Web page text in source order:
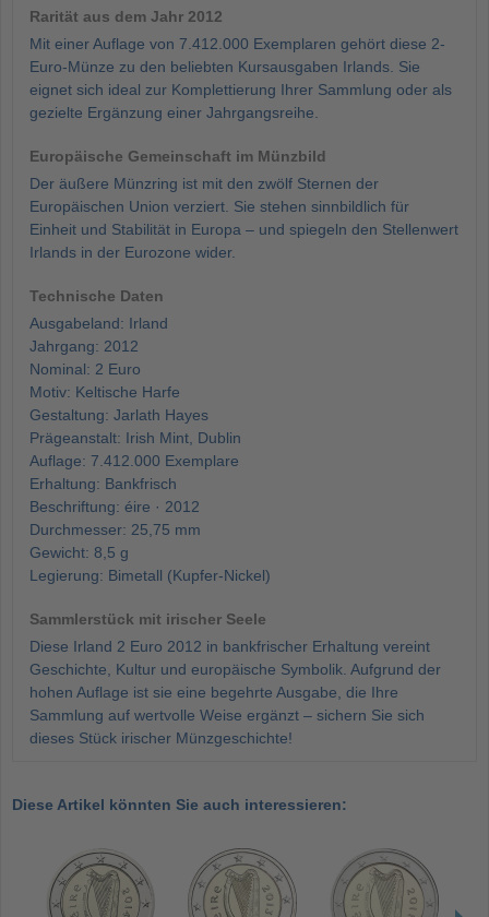
Rarität aus dem Jahr 2012
Mit einer Auflage von 7.412.000 Exemplaren gehört diese 2-
Euro-Münze zu den beliebten Kursausgaben Irlands. Sie
eignet sich ideal zur Komplettierung Ihrer Sammlung oder als
gezielte Ergänzung einer Jahrgangsreihe.
Europäische Gemeinschaft im Münzbild
Der äußere Münzring ist mit den zwölf Sternen der
Europäischen Union verziert. Sie stehen sinnbildlich für
Einheit und Stabilität in Europa – und spiegeln den Stellenwert
Irlands in der Eurozone wider.
Technische Daten
Ausgabeland: Irland
Jahrgang: 2012
Nominal: 2 Euro
Motiv: Keltische Harfe
Gestaltung: Jarlath Hayes
Prägeanstalt: Irish Mint, Dublin
Auflage: 7.412.000 Exemplare
Erhaltung: Bankfrisch
Beschriftung: éire · 2012
Durchmesser: 25,75 mm
Gewicht: 8,5 g
Legierung: Bimetall (Kupfer-Nickel)
Sammlerstück mit irischer Seele
Diese Irland 2 Euro 2012 in bankfrischer Erhaltung vereint
Geschichte, Kultur und europäische Symbolik. Aufgrund der
hohen Auflage ist sie eine begehrte Ausgabe, die Ihre
Sammlung auf wertvolle Weise ergänzt – sichern Sie sich
dieses Stück irischer Münzgeschichte!
Diese Artikel könnten Sie auch interessieren: